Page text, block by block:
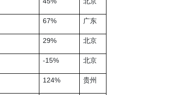
67% 广东
29% 北京
-15% 北京
124% 贵州